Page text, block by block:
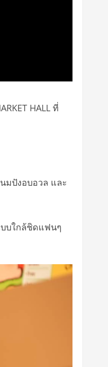
HALL ที่
มปังอบอวล และ
บบใกล้ชิดแฟนๆ